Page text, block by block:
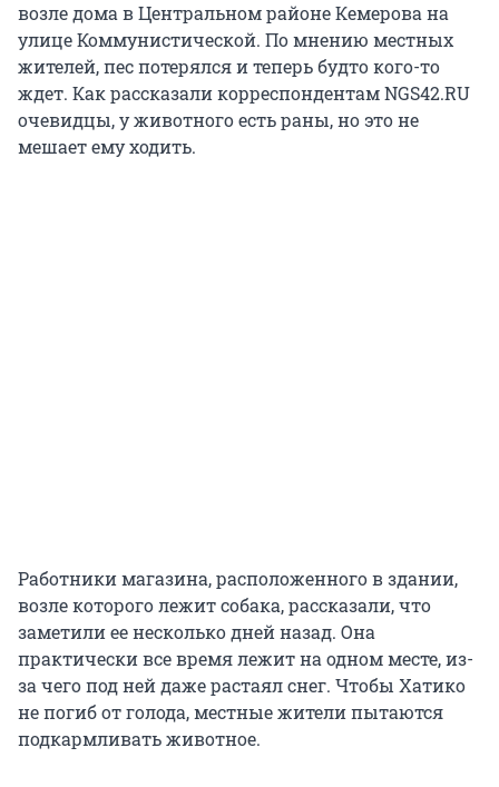
возле дома в Центральном районе Кемерова на
улице Коммунистической. По мнению местных
жителей, пес потерялся и теперь будто кого-то
ждет. Как рассказали корреспондентам NGS42.RU
очевидцы, у животного есть раны, но это не
мешает ему ходить.
Работники магазина, расположенного в здании,
возле которого лежит собака, рассказали, что
заметили ее несколько дней назад. Она
практически все время лежит на одном месте, из-
за чего под ней даже растаял снег. Чтобы Хатико
не погиб от голода, местные жители пытаются
подкармливать животное.